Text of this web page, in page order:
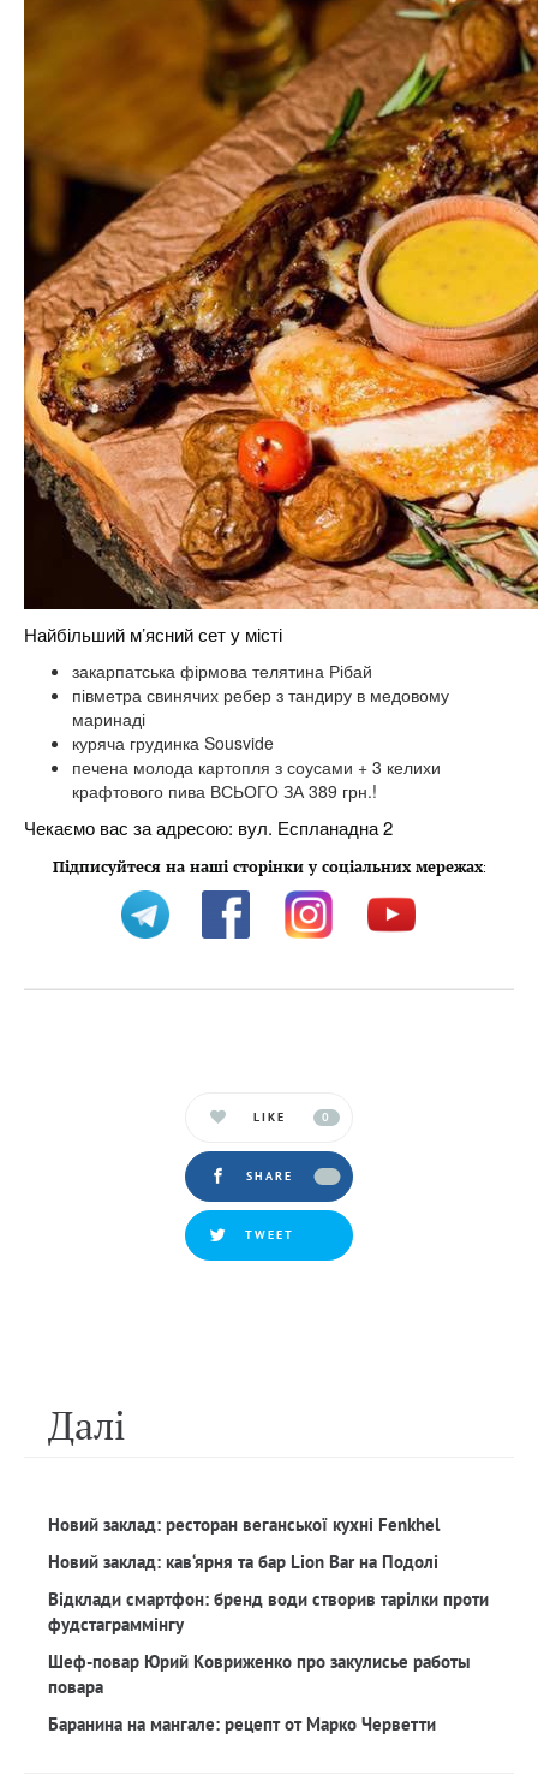
Найбільший м’ясний сет у місті
закарпатська фірмова телятина Рібай
півметра свинячих ребер з тандиру в медовому
маринаді
куряча грудинка Sousvide
печена молода картопля з соусами + 3 келихи
крафтового пива ВСЬОГО ЗА 389 грн.!
Чекаємо вас за адресою: вул. Еспланадна 2
Підписуйтеся на наші сторінки у соціальних мережах:
LIKE 0
SHARE
TWEET
Далi
Новий заклад: ресторан веганської кухні Fenkhel
Новий заклад: кав‘ярня та бар Lion Bar на Подолі
Відклади смартфон: бренд води створив тарілки проти
фудстаграммінгу
Шеф-повар Юрий Ковриженко про закулисье работы
повара
Баранина на мангале: рецепт от Марко Черветти